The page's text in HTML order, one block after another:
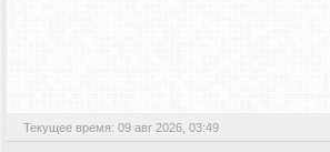
Текущее время: 09 авг 2026, 03:49